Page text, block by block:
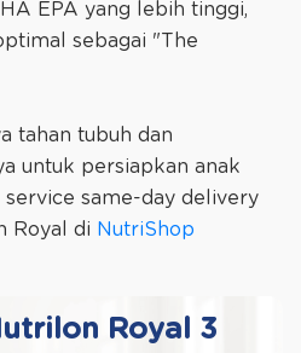
EPA yang lebih tinggi,
sebagai "The
tahan tubuh dan
untuk persiapkan anak
same-day delivery
Royal di NutriShop
Royal 3